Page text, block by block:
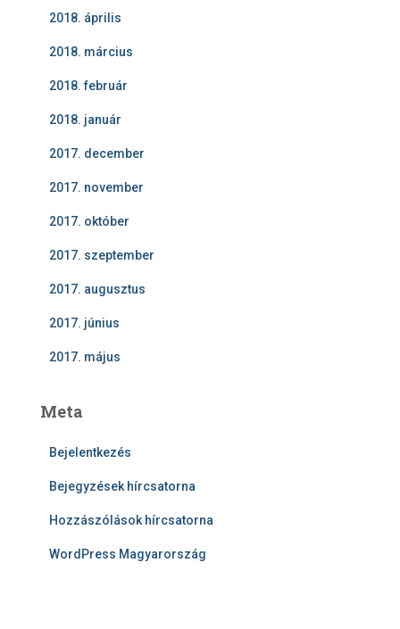
2018. április
2018. március
2018. február
2018. január
2017. december
2017. november
2017. október
2017. szeptember
2017. augusztus
2017. június
2017. május
Meta
Bejelentkezés
Bejegyzések hírcsatorna
Hozzászólások hírcsatorna
WordPress Magyarország